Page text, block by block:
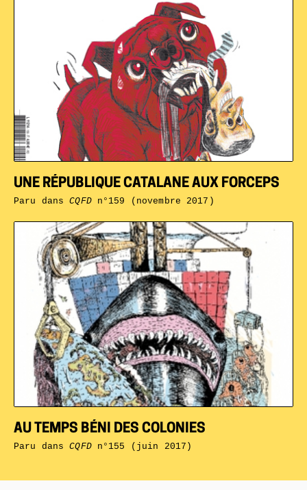
AU TEMPS BÉNI DES COLONIES
Paru dansCQFDn°155 (juin 2017)
UNE RÉPUBLIQUE CATALANE AUX FORCEPS
Paru dansCQFDn°159 (novembre 2017)